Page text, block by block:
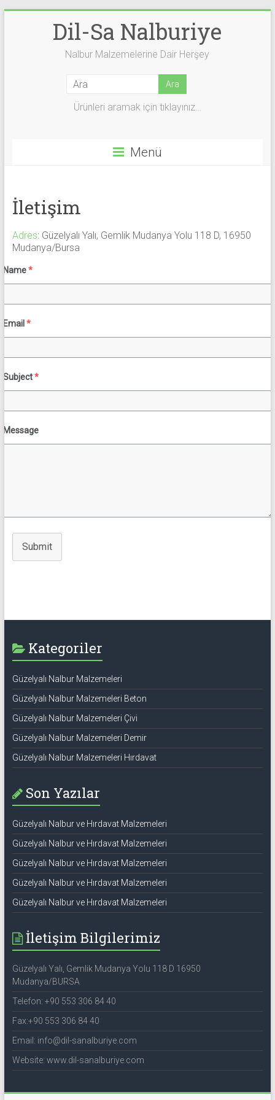
Dil-Sa Nalburiye
Nalbur Malzemelerine Dair Herşey
Ürünleri aramak için tıklayınız…
Menü
İletişim
Adres: Güzelyalı Yalı, Gemlik Mudanya Yolu 118 D, 16950
Mudanya/Bursa
Name *
Email *
Subject *
Message
Submit
Kategoriler
Güzelyalı Nalbur Malzemeleri
Güzelyalı Nalbur Malzemeleri Beton
Güzelyalı Nalbur Malzemeleri Çivi
Güzelyalı Nalbur Malzemeleri Demir
Güzelyalı Nalbur Malzemeleri Hırdavat
Son Yazılar
Güzelyalı Nalbur ve Hırdavat Malzemeleri
Güzelyalı Nalbur ve Hırdavat Malzemeleri
Güzelyalı Nalbur ve Hırdavat Malzemeleri
Güzelyalı Nalbur ve Hırdavat Malzemeleri
Güzelyalı Nalbur ve Hırdavat Malzemeleri
İletişim Bilgilerimiz
Güzelyalı Yalı, Gemlik Mudanya Yolu 118 D 16950
Mudanya/BURSA
Telefon: +90 553 306 84 40
Fax:+90 553 306 84 40
Email: info@dil-sanalburiye.com
Website: www.dil-sanalburiye.com